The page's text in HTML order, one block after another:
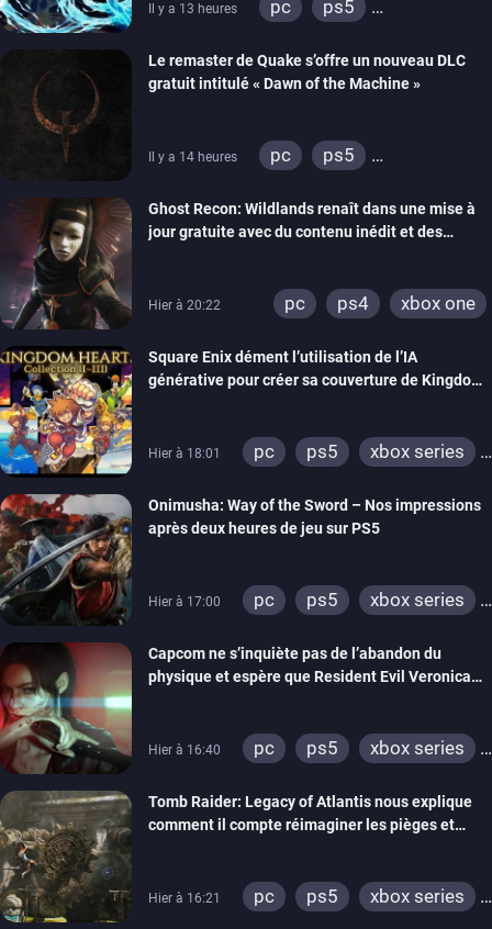
Il y a 13 heures pc
ps5
Le remaster de Quake s’offre un nouveau DLC
gratuit intitulé « Dawn of the Machine »
Il y a 14 heures pc
ps5
ps4
xbox one
nintendo 64
Ghost Recon: Wildlands renaît dans une mise à
jour gratuite avec du contenu inédit et des
Hier à 20:22 pc ps4 xbox one
Square Enix dément l’utilisation de l’IA
générative pour créer sa couverture de Kingdom
Hier à 18:01 pc ps5
xbox series
Onimusha: Way of the Sword – Nos impressions
après deux heures de jeu sur PS5
Hier à 17:00 pc ps5
xbox series
Capcom ne s’inquiète pas de l’abandon du
physique et espère que Resident Evil Veronica
Hier à 16:40 pc ps5
xbox series
Tomb Raider: Legacy of Atlantis nous explique
comment il compte réimaginer les pièges et
Hier à 16:21 pc ps5
xbox series